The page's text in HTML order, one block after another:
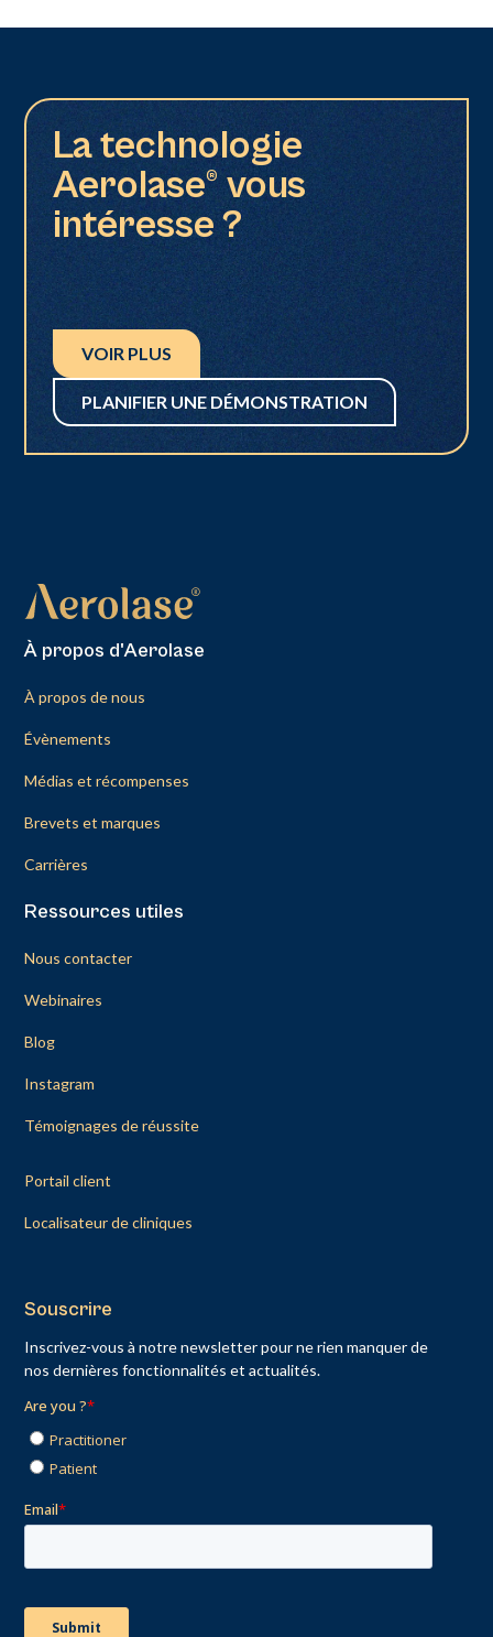
La technologie
Aerolase® vous
intéresse ?
VOIR PLUS
PLANIFIER UNE DÉMONSTRATION
À propos d'Aerolase
À propos de nous
Évènements
Médias et récompenses
Brevets et marques
Carrières
Ressources utiles
Nous contacter
Webinaires
Blog
Instagram
Témoignages de réussite
Portail client
Localisateur de cliniques
Souscrire
Inscrivez-vous à notre newsletter pour ne rien manquer de
nos dernières fonctionnalités et actualités.